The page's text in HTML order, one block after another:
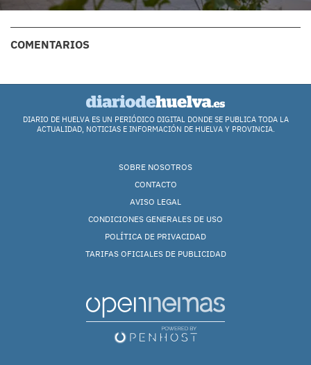
COMENTARIOS
DIARIO DE HUELVA ES UN PERIÓDICO DIGITAL DONDE SE PUBLICA TODA LA
ACTUALIDAD, NOTICIAS E INFORMACIÓN DE HUELVA Y PROVINCIA.
SOBRE NOSOTROS
CONTACTO
AVISO LEGAL
CONDICIONES GENERALES DE USO
POLÍTICA DE PRIVACIDAD
TARIFAS OFICIALES DE PUBLICIDAD